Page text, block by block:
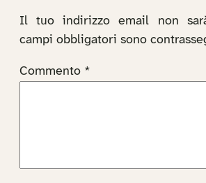
Il tuo indirizzo email non
campi obbligatori sono
Commento *